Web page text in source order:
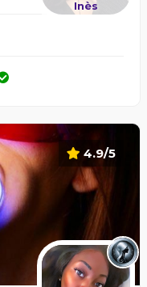
Inès
4.9/5